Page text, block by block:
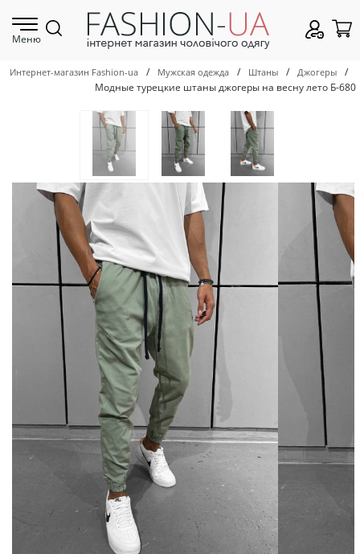
Меню
Интернет-магазин Fashion-ua / Мужская одежда / Штаны / Джогеры
/
Модные турецкие штаны джогеры на весну лето Б-680